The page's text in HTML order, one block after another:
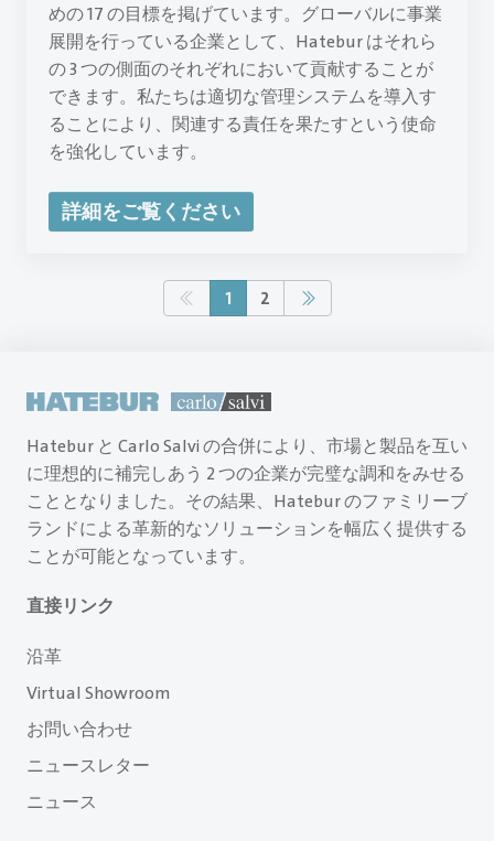
めの 17 の目標を掲げています。グローバルに事業
展開を行っている企業として、Hatebur はそれら
の 3 つの側面のそれぞれにおいて貢献することが
できます。私たちは適切な管理システムを導入す
ることにより、関連する責任を果たすという使命
を強化しています。
詳細をご覧ください
1 2
Hatebur と Carlo Salvi の合併により、市場と製品を互い
に理想的に補完しあう 2 つの企業が完璧な調和をみせる
こととなりました。その結果、Hatebur のファミリーブ
ランドによる革新的なソリューションを幅広く提供する
ことが可能となっています。
直接リンク
沿革
Virtual Showroom
お問い合わせ
ニュースレター
ニュース